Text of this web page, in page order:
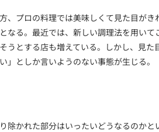
、プロの料理では美味しくて見た目が
なる。最近では、新しい調理法を用い
うとする店も増えている。しかし、見
」としか言いようのない事態が生じる。
除かれた部分はいったいどうなるのか